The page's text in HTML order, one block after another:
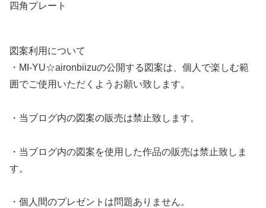
四角プレート
図案利用について
・MI-YU☆aironbiizuの公開する図案は、個人で楽しむ範
囲でご使用いただくようお願い致します。
・当ブログ内の図案の販売は禁止致します。
・当ブログ内の図案を使用した作品の販売は禁止致しま
す。
・個人間のプレゼントは問題ありません。